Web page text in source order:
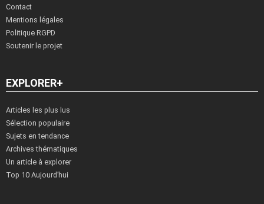
Contact
Mentions légales
Politique RGPD
Soutenir le projet
EXPLORER+
Articles les plus lus
Sélection populaire
Sujets en tendance
Archives thématiques
Un article à explorer
Top 10 Aujourd’hui